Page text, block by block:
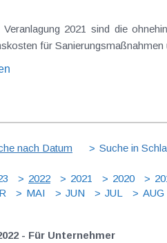
2021 sind die
für
nach Datum Suche in
2022 2021 2020
MAI JUN JUL AUG
- Für Unternehmer